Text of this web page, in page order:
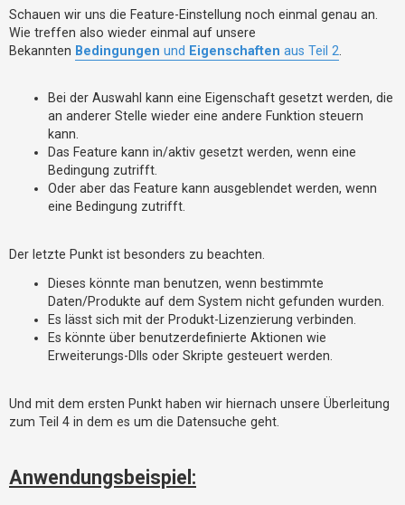
Schauen wir uns die Feature-Einstellung noch einmal genau an.
Wie treffen also wieder einmal auf unsere
Bekannten Bedingungen und Eigenschaften aus Teil 2
Bei der Auswahl kann eine Eigenschaft gesetzt werden, die
an anderer Stelle wieder eine andere Funktion steuern
kann.
Das Feature kann in/aktiv gesetzt werden, wenn eine
Bedingung zutrifft.
Oder aber das Feature kann ausgeblendet werden, wenn
eine Bedingung zutrifft.
Der letzte Punkt ist besonders zu beachten.
Dieses könnte man benutzen, wenn bestimmte
Daten/Produkte auf dem System nicht gefunden wurden.
Es lässt sich mit der Produkt-Lizenzierung verbinden.
Es könnte über benutzerdefinierte Aktionen wie
Erweiterungs-Dlls oder Skripte gesteuert werden.
Und mit dem ersten Punkt haben wir hiernach unsere Überleitung
zum Teil 4 in dem es um die Datensuche geht.
Anwendungsbeispiel: